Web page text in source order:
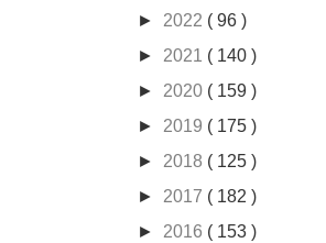
► 2022 ( 96 )
► 2021 ( 140 )
► 2020 ( 159 )
► 2019 ( 175 )
► 2018 ( 125 )
► 2017 ( 182 )
► 2016 ( 153 )